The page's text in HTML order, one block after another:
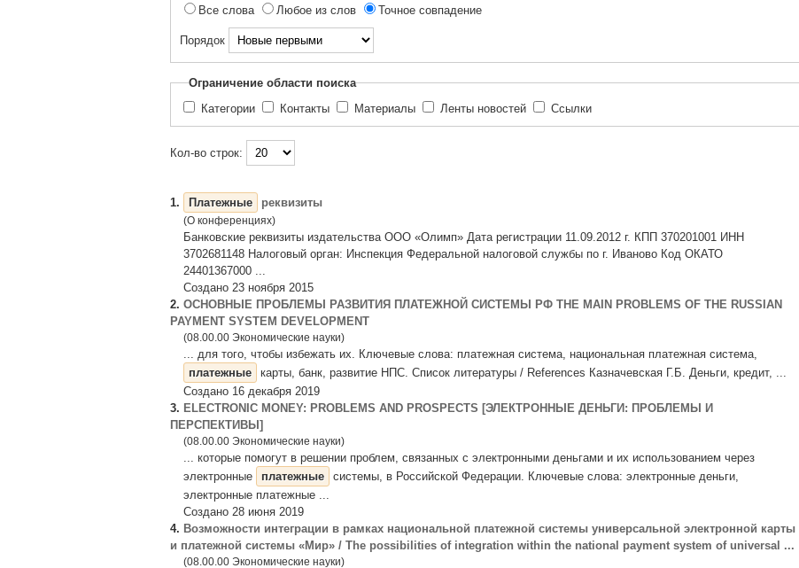
Все слова
Любое из слов Точное совпадение
Порядок
Ограничение области поиска
Категории
Контакты Материалы Ленты новостей Ссылки
Кол-во строк:
1. Платежные реквизиты
(О конференциях)
Банковские реквизиты издательства ООО «Олимп» Дата регистрации 11.09.2012 г. КПП 370201001 ИНН
3702681148 Налоговый орган: Инспекция Федеральной налоговой службы по г. Иваново Код ОКАТО
24401367000 ...
Создано 23 ноября 2015
2. ОСНОВНЫЕ ПРОБЛЕМЫ РАЗВИТИЯ ПЛАТЕЖНОЙ СИСТЕМЫ РФ THE MAIN PROBLEMS OF THE RUSSIAN
PAYMENT SYSTEM DEVELOPMENT
(08.00.00 Экономические науки)
... для того, чтобы избежать их. Ключевые слова: платежная система, национальная платежная система,
платежные
карты, банк, развитие НПС. Список литературы / References Казначевская Г.Б. Деньги, кредит, ...
Создано 16 декабря 2019
3. ELECTRONIC MONEY: PROBLEMS AND PROSPECTS [ЭЛЕКТРОННЫЕ ДЕНЬГИ: ПРОБЛЕМЫ И
ПЕРСПЕКТИВЫ]
(08.00.00 Экономические науки)
... которые помогут в решении проблем, связанных с электронными деньгами и их использованием через
электронные
платежные
системы, в Российской Федерации. Ключевые слова: электронные деньги,
электронные платежные ...
Создано 28 июня 2019
4. Возможности интеграции в рамках национальной платежной системы универсальной электронной карты
и платежной системы «Мир» / The possibilities of integration within the national payment system of universal ...
(08.00.00 Экономические науки)